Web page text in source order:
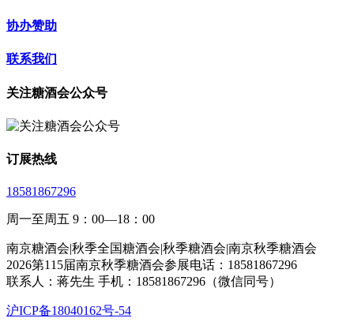
协办赞助
联系我们
关注糖酒会公众号
订展热线
18581867296
周一至周五 9：00—18：00
南京糖酒会|秋季全国糖酒会|秋季糖酒会|南京秋季糖酒会
2026第115届南京秋季糖酒会参展电话：18581867296
联系人：蒋先生 手机：18581867296（微信同号）
沪ICP备18040162号-54